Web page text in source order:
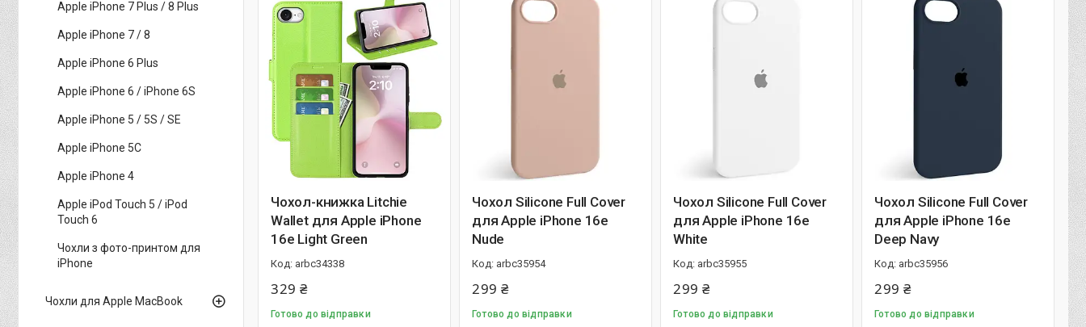
Чохол-книжка Litchie
Wallet для Apple iPhone
16e Light Green
arbc34338
329 ₴
Готово до відправки
Чохол Silicone Full Cover
для Apple iPhone 16e
Nude
arbc35954
299 ₴
Готово до відправки
Чохол Silicone Full Cover
для Apple iPhone 16e
White
arbc35955
299 ₴
Готово до відправки
Чохол Silicone Full Cover
для Apple iPhone 16e
Deep Navy
arbc35956
299 ₴
Готово до відправки
Apple iPhone 7 Plus / 8 Plus
Apple iPhone 7 / 8
Apple iPhone 6 Plus
Apple iPhone 6 / iPhone 6S
Apple iPhone 5 / 5S / SE
Apple iPhone 5C
Apple iPhone 4
Apple iPod Touch 5 / iPod
Touch 6
Чохли з фото-принтом для
iPhone
Чохли для Apple MacBook